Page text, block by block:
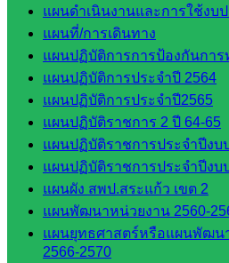
แผนดำเนินงานและการใช้งบ
แผนที่/การเดินทาง
แผนปฏิบัติการการป้องกันการ
แผนปฏิบัติการประจำปี 2564
แผนปฏิบัติการประจำปี2565
แผนปฏิบัติราชการ 2 ปี 64-65
แผนปฏิบัติราชการประจำปีงบ
แผนปฏิบัติราชการประจำปีงบ
แผนผัง สพป.สระแก้ว เขต 2
แผนพัฒนาหน่วยงาน 2560-
แผนยุทธศาสตร์หรือแผนพัฒน
2566-2570
บริหาร
งาน
บุคคล
กลุ่ม
พัฒนาครู
และบุ
คลากรฯ
กลุ่มนิ
เทศ
ติดตาม
และประ
เมินผลฯ